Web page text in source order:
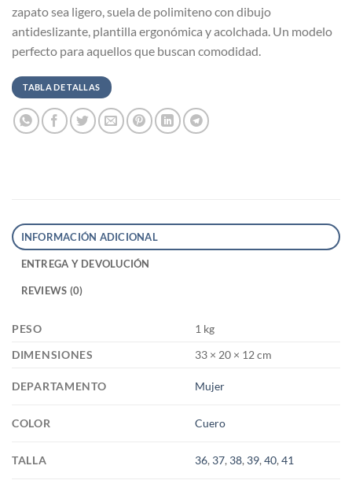
zapato sea ligero, suela de polimiteno con dibujo
antideslizante, plantilla ergonómica y acolchada. Un modelo
perfecto para aquellos que buscan comodidad.
TABLA DE TALLAS
INFORMACIÓN ADICIONAL
ENTREGA Y DEVOLUCIÓN
REVIEWS (0)
PESO
1 kg
DIMENSIONES
33 × 20 × 12 cm
DEPARTAMENTO Mujer
COLOR Cuero
TALLA 36, 37, 38, 39,40,41